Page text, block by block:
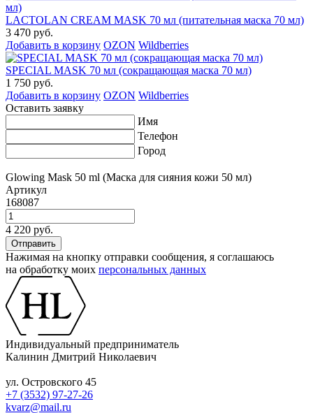
LACTOLAN CREAM MASK 70 мл (питательная маска 70 мл)
3 470 руб.
Добавить в корзину OZON Wildberries
SPECIAL MASK 70 мл (сокращающая маска 70 мл)
1 750 руб.
Добавить в корзину OZON Wildberries
Оставить заявку
Имя
Телефон
Город
Glowing Mask 50 ml (Маска для сияния кожи 50 мл)
Артикул
168087
4 220 руб.
Нажимая на кнопку отправки сообщения, я соглашаюсь
на обработку моих персональных данных
Индивидуальный предприниматель
Калинин Дмитрий Николаевич
ул. Островского 45
+7 (3532) 97-27-26
kvarz@mail.ru